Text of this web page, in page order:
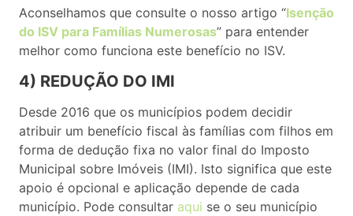
Aconselhamos que consulte o nosso artigo “Isenção
do ISV para Famílias Numerosas” para entender
melhor como funciona este benefício no ISV.
4) REDUÇÃO DO IMI
Desde 2016 que os municípios podem decidir
atribuir um benefício fiscal às famílias com filhos em
forma de dedução fixa no valor final do Imposto
Municipal sobre Imóveis (IMI). Isto significa que este
apoio é opcional e aplicação depende de cada
município. Pode consultar aqui se o seu município